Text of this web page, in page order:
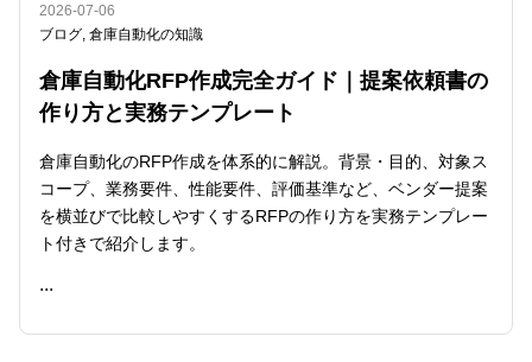
2026-07-06
ブログ 倉庫自動化の知識
倉庫自動化RFP作成完全ガイド｜提案依頼書の
作り方と実務テンプレート
倉庫自動化のRFP作成を体系的に解説。背景・目的、対象ス
コープ、業務要件、性能要件、評価基準など、ベンダー提案
を横並びで比較しやすくするRFPの作り方を実務テンプレー
ト付きで紹介します。
...
READ ME